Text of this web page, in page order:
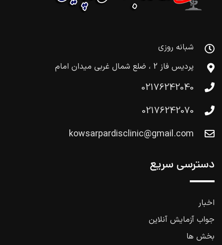
شبانه روزی
پردیس فاز 2 ، ضلع شمال غربی میدان امام
02176242040
02176242070
kowsarpardisclinic@gmail.com
دسترسی سریع
اخبار
جواب آزمایش آنلاین
بخش ها